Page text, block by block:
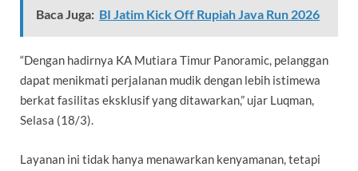
Baca Juga: BI Jatim Kick Off Rupiah Java Run 2026
“Dengan hadirnya KA Mutiara Timur Panoramic, pelanggan
dapat menikmati perjalanan mudik dengan lebih istimewa
berkat fasilitas eksklusif yang ditawarkan,” ujar Luqman,
Selasa (18/3).
Layanan ini tidak hanya menawarkan kenyamanan, tetapi